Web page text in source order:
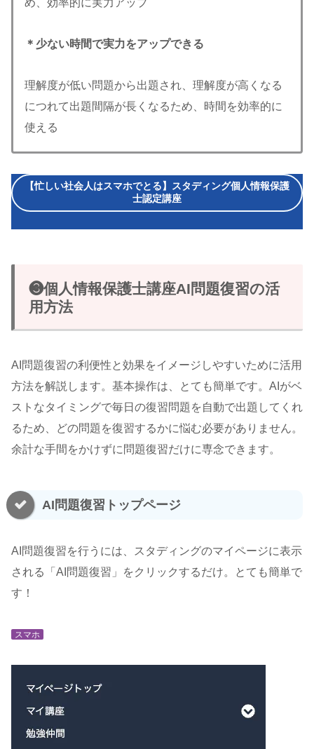
め、効率的に実力アップ
＊少ない時間で実力をアップできる
理解度が低い問題から出題され、理解度が高くなる
につれて出題間隔が長くなるため、時間を効率的に
使える
【忙しい社会人はスマホでとる】スタディング個人情報保護
士認定講座
❸個人情報保護士講座AI問題復習の活
用方法
AI問題復習の利便性と効果をイメージしやすいために活用
方法を解説します。基本操作は、とても簡単です。AIがベ
ストなタイミングで毎日の復習問題を自動で出題してくれ
るため、どの問題を復習するかに悩む必要がありません。
余計な手間をかけずに問題復習だけに専念できます。
AI問題復習トップページ
AI問題復習を行うには、スタディングのマイページに表示
される「AI問題復習」をクリックするだけ。とても簡単で
す！
スマホ